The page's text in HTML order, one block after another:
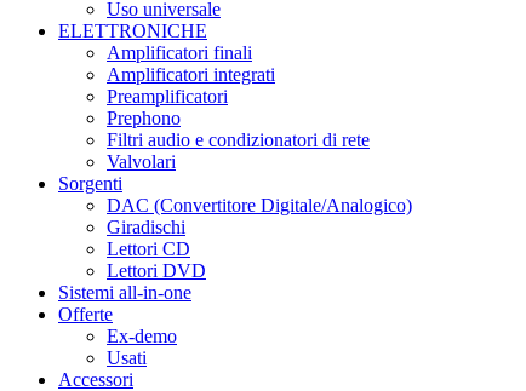
Uso universale
ELETTRONICHE
Amplificatori finali
Amplificatori integrati
Preamplificatori
Prephono
Filtri audio e condizionatori di rete
Valvolari
Sorgenti
DAC (Convertitore Digitale/Analogico)
Giradischi
Lettori CD
Lettori DVD
Sistemi all-in-one
Offerte
Ex-demo
Usati
Accessori